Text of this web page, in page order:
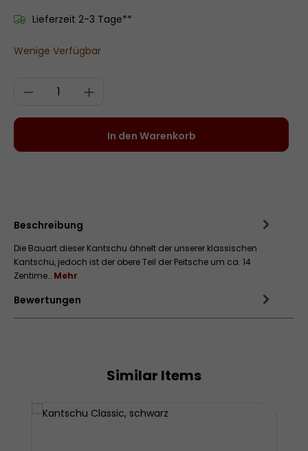
Lieferzeit 2-3 Tage**
Wenige Verfügbar
Produkt Anzahl: Gib den
In den Warenkorb
Beschreibung
Die Bauart dieser Kantschu ähnelt der unserer klassischen
Kantschu, jedoch ist der obere Teil der Peitsche um ca. 14
Zentime… Mehr
Bewertungen
Produktgalerie überspringen
Similar Items